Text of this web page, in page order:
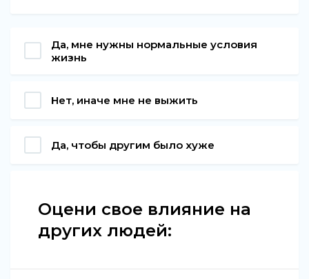
Да, мне нужны нормальные условия
жизнь
Нет, иначе мне не выжить
Да, чтобы другим было хуже
Оцени свое влияние на
других людей: